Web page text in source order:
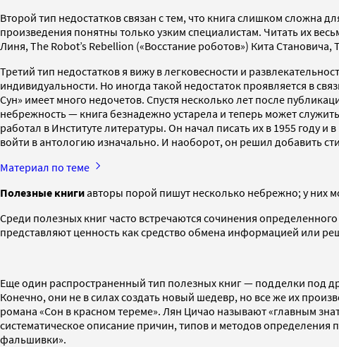
Второй тип недостатков связан с тем, что книга слишком сложна
произведения понятны только узким специалистам. Читать их
Линя, The Robot’s Rebellion («Восстание роботов») Кита
Третий тип недостатков я вижу в легковесности и
индивидуальности. Но иногда такой недостаток проявляется в
Сун» имеет много недочетов. Спустя несколько лет после
небрежность — книга безнадежно устарела и теперь может
работал в Институте литературы. Он начал писать их в 1955 году
войти в антологию изначально. И наоборот, он решил добавить
Материал по теме
Полезные книгиавторы порой пишут несколько небрежно; у них
Среди полезных книг часто встречаются сочинения
представляют ценность как средство обмена информацией или
Еще один распространенный тип полезных книг — подделки под
Конечно, они не в силах создать новый шедевр, но все же их
романа «Сон в красном тереме». Лян Цичао называют «главным
систематическое описание причин, типов и методов определения
фальшивки».